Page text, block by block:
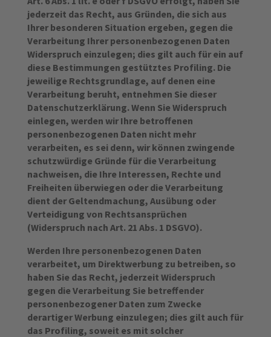
jederzeit das Recht, aus Gründen, die sich aus
Ihrer besonderen Situation ergeben, gegen die
Verarbeitung Ihrer personenbezogenen Daten
Widerspruch einzulegen; dies gilt auch für ein auf
diese Bestimmungen gestütztes Profiling. Die
jeweilige Rechtsgrundlage, auf denen eine
Verarbeitung beruht, entnehmen Sie dieser
Datenschutzerklärung. Wenn Sie Widerspruch
einlegen, werden wir Ihre betroffenen
personenbezogenen Daten nicht mehr
verarbeiten, es sei denn, wir können zwingende
schutzwürdige Gründe für die Verarbeitung
nachweisen, die Ihre Interessen, Rechte und
Freiheiten überwiegen oder die Verarbeitung
dient der Geltendmachung, Ausübung oder
Verteidigung von Rechtsansprüchen
(Widerspruch nach Art. 21 Abs. 1 DSGVO).
Werden Ihre personenbezogenen Daten
verarbeitet, um Direktwerbung zu betreiben, so
haben Sie das Recht, jederzeit Widerspruch
gegen die Verarbeitung Sie betreffender
personenbezogener Daten zum Zwecke
derartiger Werbung einzulegen; dies gilt auch für
das Profiling, soweit es mit solcher